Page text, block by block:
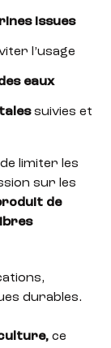
issues
l’usage
eaux
suivies et
limiter les
sur les
de
durables.
ce